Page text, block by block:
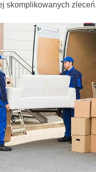
skomplikowanych zleceń.